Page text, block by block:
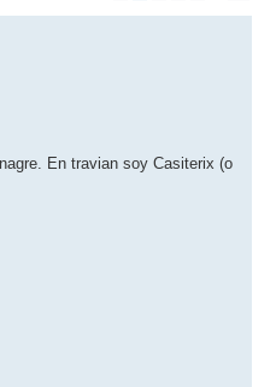
En travian soy Casiterix (o